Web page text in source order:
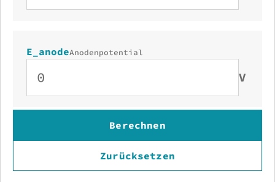
E_anodeAnodenpotential
V
Berechnen
Zurücksetzen